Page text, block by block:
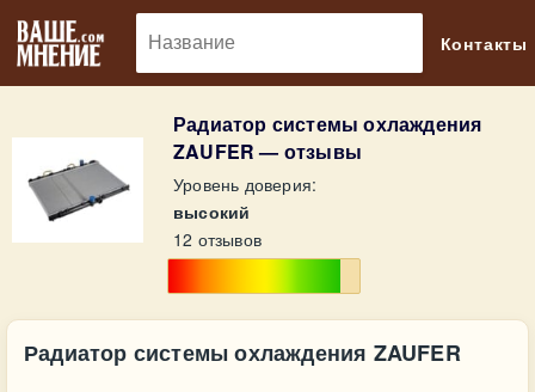
Контакты
Радиатор системы охлаждения
ZAUFER — отзывы
Уровень доверия:
высокий
12 отзывов
Радиатор системы охлаждения ZAUFER